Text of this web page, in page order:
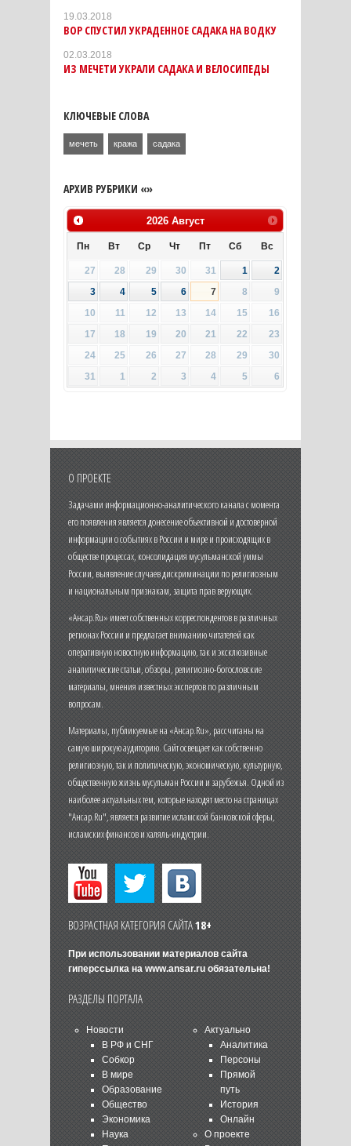
19.03.2018
ВОР СПУСТИЛ УКРАДЕННОЕ САДАКА НА ВОДКУ
02.03.2018
ИЗ МЕЧЕТИ УКРАЛИ САДАКА И ВЕЛОСИПЕДЫ
КЛЮЧЕВЫЕ СЛОВА
мечеть кража садака
АРХИВ РУБРИКИ «»
2026 Август
Пн Вт Ср Чт Пт Сб Вс
27 28 29 30 31 1
2
3
4 5 6 7 8
9
10
11 12 13 14 15
16
17
18 19 20 21 22
23
24
25 26 27 28 29
30
31
1 2 3 4 5 6
О ПРОЕКТЕ
Задачами информационно-аналитического канала с момента
его появления является донесение объективной и достоверной
информации о событиях в России и мире и происходящих в
обществе процессах, консолидация мусульманской уммы
России, выявление случаев дискриминации по религиозным
и национальным признакам, защита прав верующих.
«Ансар.Ru» имеет собственных корреспондентов в различных
регионах России и предлагает вниманию читателей как
оперативную новостную информацию, так и эксклюзивные
аналитические статьи, обзоры, религиозно-богословские
материалы, мнения известных экспертов по различным
вопросам.
Материалы, публикуемые на «Ансар.Ru», рассчитаны на
самую широкую аудиторию. Сайт освещает как собственно
религиозную, так и политическую, экономическую, культурную,
общественную жизнь мусульман России и зарубежья. Одной из
наиболее актуальных тем, которые находят место на страницах
"Ансар.Ru", является развитие исламской банковской сферы,
исламских финансов и халяль-индустрии.
ВОЗРАСТНАЯ КАТЕГОРИЯ САЙТА18+
При использовании материалов сайта
гиперссылка на www.ansar.ruобязательна!
РАЗДЕЛЫ ПОРТАЛА
Новости
В РФ и СНГ
Собкор
В мире
Образование
Общество
Экономика
Наука
Актуально
Аналитика
Персоны
Прямой
путь
История
Онлайн
О проекте